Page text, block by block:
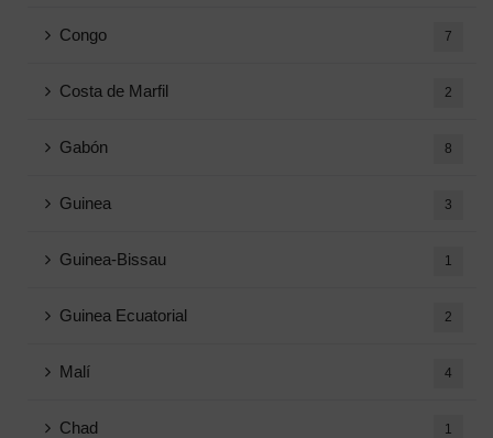
Congo 7
Costa de Marfil 2
Gabón 8
Guinea 3
Guinea-Bissau 1
Guinea Ecuatorial 2
Malí 4
Chad 1